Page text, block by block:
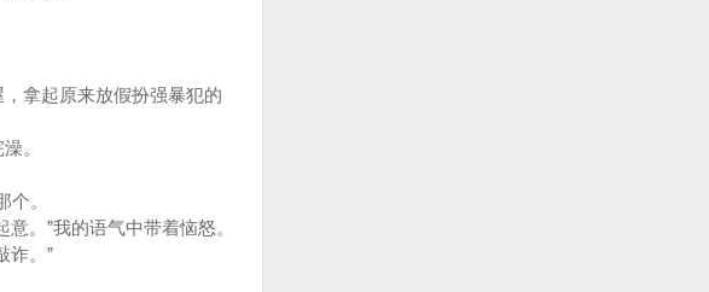
拿起原来放假扮强暴犯的
。
。
。”我的语气中带着恼怒。
诈。”